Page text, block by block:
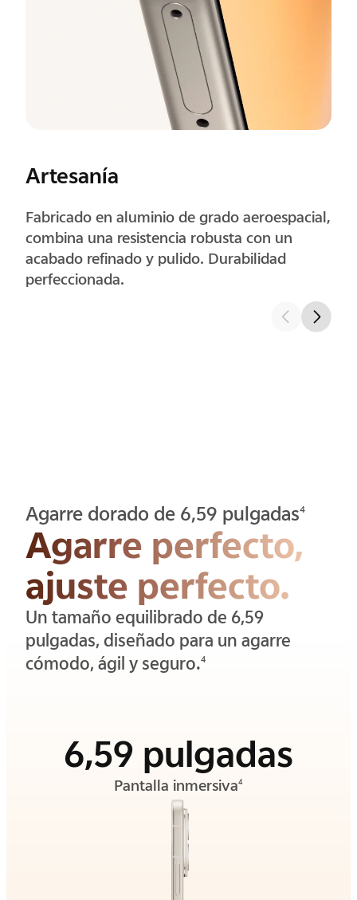
Esquinas
Las esquinas redondeadas con precisión
mejoran la comodidad del agarre y se
sienten naturales durante el uso prolongado.
Agarre dorado de 6,59 pulgadas4
Agarre perfecto,
ajuste perfecto.
Un tamaño equilibrado de 6,59
pulgadas, diseñado para un agarre
cómodo, ágil y seguro.4
6,59 pulgadas
Pantalla inmersiva4